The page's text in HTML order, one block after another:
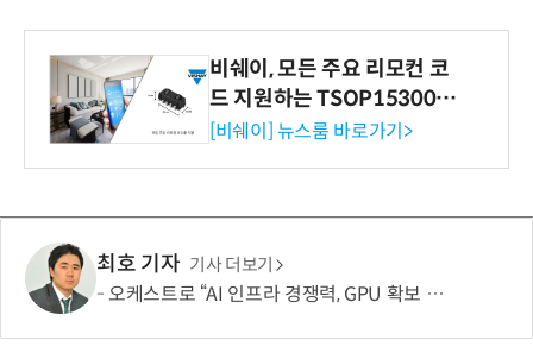
비쉐이, 모든 주요 리모컨 코
드 지원하는 TSOP15300 시
리즈 IR 수신기 출시
[비쉐이] 뉴스룸 바로가기>
최호 기자 기사 더보기
오케스트로 “AI 인프라 경쟁력, GPU 확보 넘어 '운영 효율'이 좌우”